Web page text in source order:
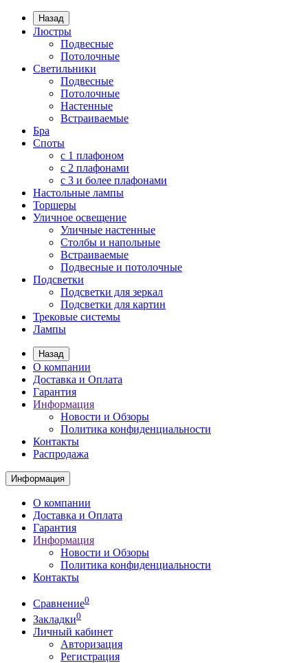
Назад
Люстры
Подвесные
Потолочные
Светильники
Подвесные
Потолочные
Настенные
Встраиваемые
Бра
Споты
с 1 плафоном
с 2 плафонами
с 3 и более плафонами
Настольные лампы
Торшеры
Уличное освещение
Уличные настенные
Столбы и напольные
Встраиваемые
Подвесные и потолочные
Подсветки
Подсветки для зеркал
Подсветки для картин
Трековые системы
Лампы
Назад
О компании
Доставка и Оплата
Гарантия
Информация
Новости и Обзоры
Политика конфиденциальности
Контакты
Распродажа
Информация
О компании
Доставка и Оплата
Гарантия
Информация
Новости и Обзоры
Политика конфиденциальности
Контакты
Сравнение0
Закладки0
Личный кабинет
Авторизация
Регистрация